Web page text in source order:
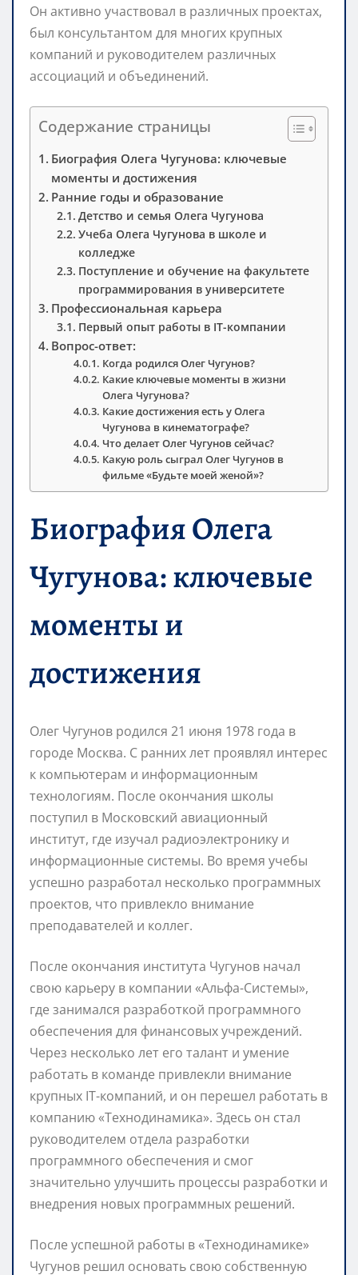
Он активно участвовал в различных проектах,
был консультантом для многих крупных
компаний и руководителем различных
ассоциаций и объединений.
Содержание страницы
Биография Олега Чугунова: ключевые
моменты и достижения
Ранние годы и образование
Детство и семья Олега Чугунова
Учеба Олега Чугунова в школе и
колледже
Поступление и обучение на факультете
программирования в университете
Профессиональная карьера
Первый опыт работы в IT-компании
Вопрос-ответ:
Когда родился Олег Чугунов?
Какие ключевые моменты в жизни
Олега Чугунова?
Какие достижения есть у Олега
Чугунова в кинематографе?
Что делает Олег Чугунов сейчас?
Какую роль сыграл Олег Чугунов в
фильме «Будьте моей женой»?
Биография Олега
Чугунова: ключевые
моменты и
достижения
Олег Чугунов родился 21 июня 1978 года в
городе Москва. С ранних лет проявлял интерес
к компьютерам и информационным
технологиям. После окончания школы
поступил в Московский авиационный
институт, где изучал радиоэлектронику и
информационные системы. Во время учебы
успешно разработал несколько программных
проектов, что привлекло внимание
преподавателей и коллег.
После окончания института Чугунов начал
свою карьеру в компании «Альфа-Системы»,
где занимался разработкой программного
обеспечения для финансовых учреждений.
Через несколько лет его талант и умение
работать в команде привлекли внимание
крупных IT-компаний, и он перешел работать в
компанию «Технодинамика». Здесь он стал
руководителем отдела разработки
программного обеспечения и смог
значительно улучшить процессы разработки и
внедрения новых программных решений.
После успешной работы в «Технодинамике»
Чугунов решил основать свою собственную